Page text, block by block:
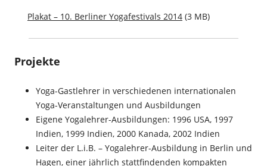
Plakat – 10. Berliner Yogafestivals 2014 (3 MB)
Projekte
Yoga-Gastlehrer in verschiedenen internationalen
Yoga-Veranstaltungen und Ausbildungen
Eigene Yogalehrer-Ausbildungen: 1996 USA, 1997
Indien, 1999 Indien, 2000 Kanada, 2002 Indien
Leiter der L.i.B. – Yogalehrer-Ausbildung in Berlin und
Hagen, einer jährlich stattfindenden kompakten